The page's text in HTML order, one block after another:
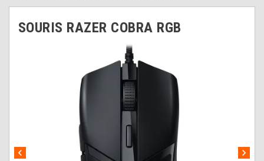
SOURIS RAZER COBRA RGB
chevron_left chevron_right